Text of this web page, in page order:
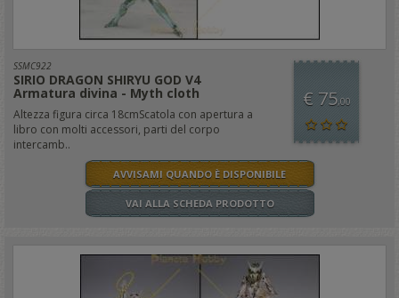
SSMC922
SIRIO DRAGON SHIRYU GOD V4
Armatura divina - Myth cloth
Altezza figura circa 18cmScatola con apertura a
libro con molti accessori, parti del corpo
intercamb..
€ 75,00
AVVISAMI QUANDO È DISPONIBILE
VAI ALLA SCHEDA PRODOTTO